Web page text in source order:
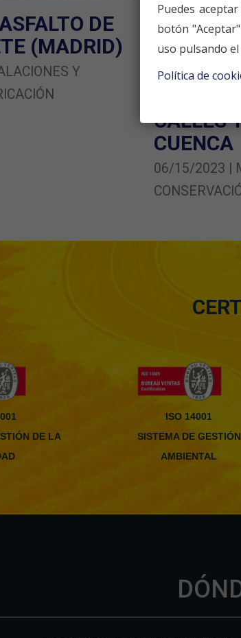
DE
(MADRID)
Y
CALLES
CUENCA
06/15/2023 |
DE LA
ISO 14001
SISTEMA DE GESTIÓN
AMBIENTAL
Puedes
botón
uso pulsando
Política de